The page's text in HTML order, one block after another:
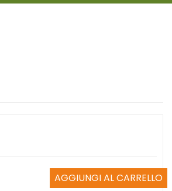
AGGIUNGI AL CARRELLO